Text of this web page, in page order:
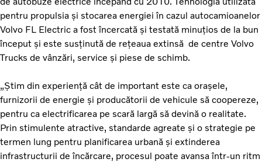
pentru propulsia și stocarea energiei în cazul autocamioanelor
Volvo FL Electric a fost încercată și testată minuțios de la bun
început și este susținută de rețeaua extinsă de centre Volvo
Trucks de vânzări, service și piese de schimb.
„Știm din experiență cât de important este ca orașele,
furnizorii de energie și producătorii de vehicule să coopereze,
pentru ca electrificarea pe scară largă să devină o realitate.
Prin stimulente atractive, standarde agreate și o strategie pe
termen lung pentru planificarea urbană și extinderea
infrastructurii de încărcare, procesul poate avansa într-un ritm